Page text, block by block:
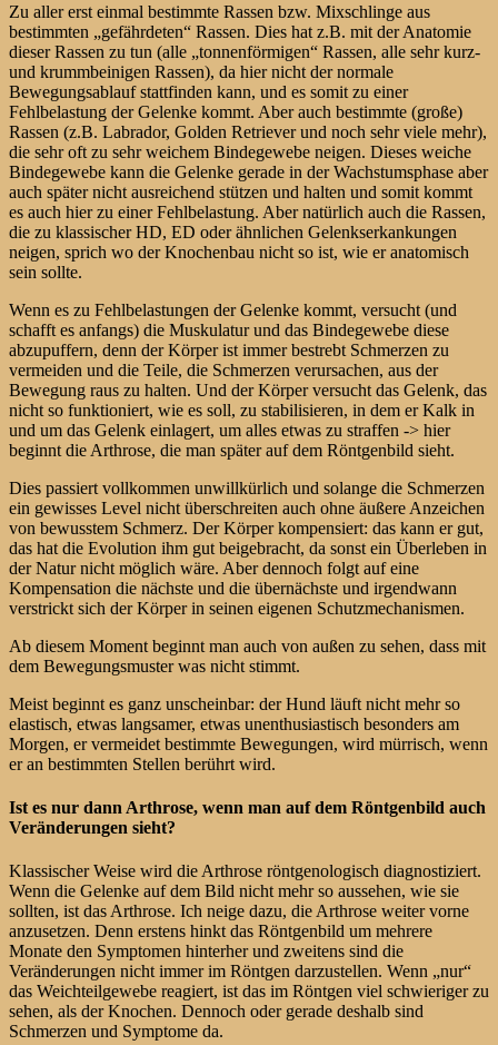
Zu aller erst einmal bestimmte Rassen bzw. Mixschlinge aus
bestimmten „gefährdeten“ Rassen. Dies hat z.B. mit der Anatomie
dieser Rassen zu tun (alle „tonnenförmigen“ Rassen, alle sehr kurz-
und krummbeinigen Rassen), da hier nicht der normale
Bewegungsablauf stattfinden kann, und es somit zu einer
Fehlbelastung der Gelenke kommt. Aber auch bestimmte (große)
Rassen (z.B. Labrador, Golden Retriever und noch sehr viele mehr),
die sehr oft zu sehr weichem Bindegewebe neigen. Dieses weiche
Bindegewebe kann die Gelenke gerade in der Wachstumsphase aber
auch später nicht ausreichend stützen und halten und somit kommt
es auch hier zu einer Fehlbelastung. Aber natürlich auch die Rassen,
die zu klassischer HD, ED oder ähnlichen Gelenkserkankungen
neigen, sprich wo der Knochenbau nicht so ist, wie er anatomisch
sein sollte.
Wenn es zu Fehlbelastungen der Gelenke kommt, versucht (und
schafft es anfangs) die Muskulatur und das Bindegewebe diese
abzupuffern, denn der Körper ist immer bestrebt Schmerzen zu
vermeiden und die Teile, die Schmerzen verursachen, aus der
Bewegung raus zu halten. Und der Körper versucht das Gelenk, das
nicht so funktioniert, wie es soll, zu stabilisieren, in dem er Kalk in
und um das Gelenk einlagert, um alles etwas zu straffen -> hier
beginnt die Arthrose, die man später auf dem Röntgenbild sieht.
Dies passiert vollkommen unwillkürlich und solange die Schmerzen
ein gewisses Level nicht überschreiten auch ohne äußere Anzeichen
von bewusstem Schmerz. Der Körper kompensiert: das kann er gut,
das hat die Evolution ihm gut beigebracht, da sonst ein Überleben in
der Natur nicht möglich wäre. Aber dennoch folgt auf eine
Kompensation die nächste und die übernächste und irgendwann
verstrickt sich der Körper in seinen eigenen Schutzmechanismen.
Ab diesem Moment beginnt man auch von außen zu sehen, dass mit
dem Bewegungsmuster was nicht stimmt.
Meist beginnt es ganz unscheinbar: der Hund läuft nicht mehr so
elastisch, etwas langsamer, etwas unenthusiastisch besonders am
Morgen, er vermeidet bestimmte Bewegungen, wird mürrisch, wenn
er an bestimmten Stellen berührt wird.
Ist es nur dann Arthrose, wenn man auf dem Röntgenbild auch
Veränderungen sieht?
Klassischer Weise wird die Arthrose röntgenologisch diagnostiziert.
Wenn die Gelenke auf dem Bild nicht mehr so aussehen, wie sie
sollten, ist das Arthrose. Ich neige dazu, die Arthrose weiter vorne
anzusetzen. Denn erstens hinkt das Röntgenbild um mehrere
Monate den Symptomen hinterher und zweitens sind die
Veränderungen nicht immer im Röntgen darzustellen. Wenn „nur“
das Weichteilgewebe reagiert, ist das im Röntgen viel schwieriger zu
sehen, als der Knochen. Dennoch oder gerade deshalb sind
Schmerzen und Symptome da.